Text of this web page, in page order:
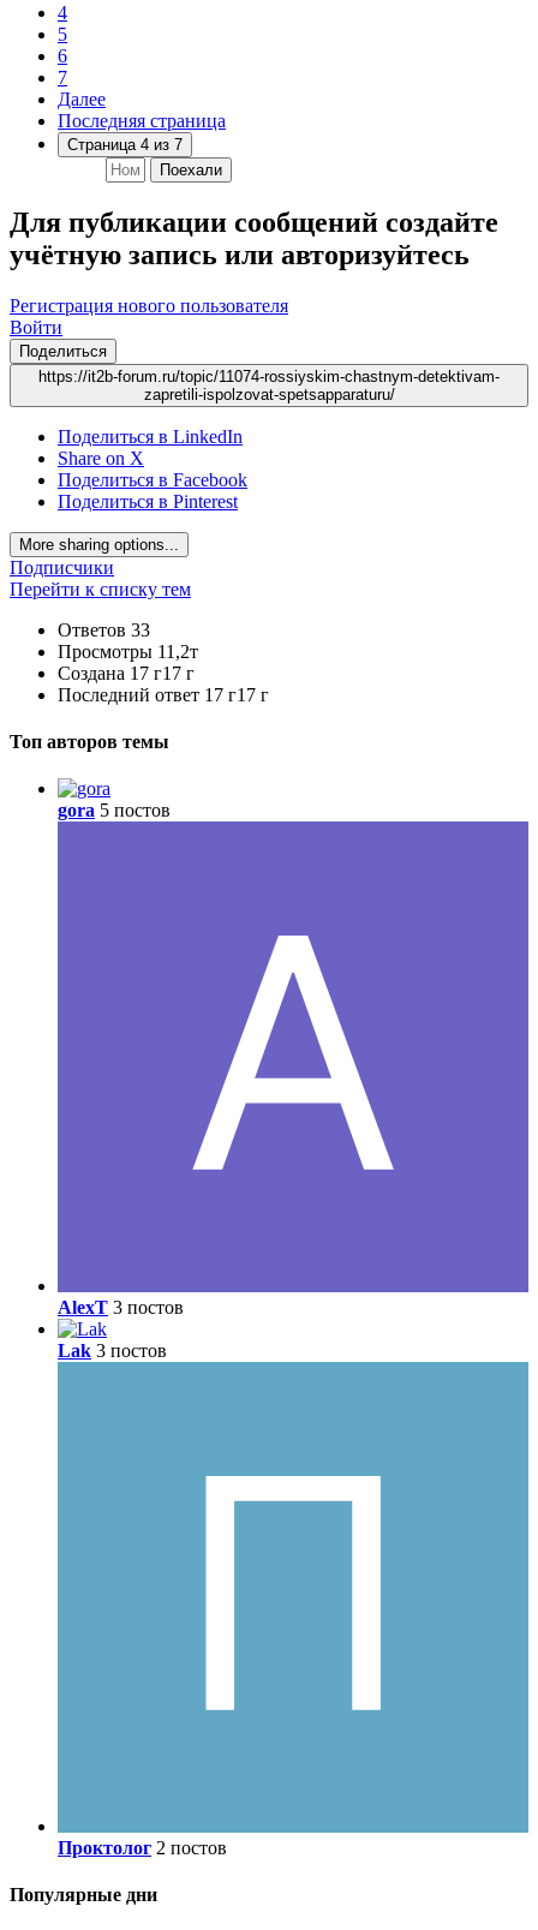
4
5
6
7
Далее
Последняя страница
Страница 4 из 7
Поехали
Для публикации сообщений создайте
учётную запись или авторизуйтесь
Регистрация нового пользователя
Войти
Поделиться
https://it2b-forum.ru/topic/11074-rossiyskim-chastnym-detektivam-
zapretili-ispolzovat-spetsapparaturu/
Поделиться в LinkedIn
Share on X
Поделиться в Facebook
Поделиться в Pinterest
More sharing options...
Подписчики
Перейти к списку тем
Ответов 33
Просмотры 11,2т
Создана 17 г17 г
Последний ответ 17 г17 г
Топ авторов темы
gora 5 постов
AlexT 3 постов
Lak 3 постов
Проктолог 2 постов
Популярные дни